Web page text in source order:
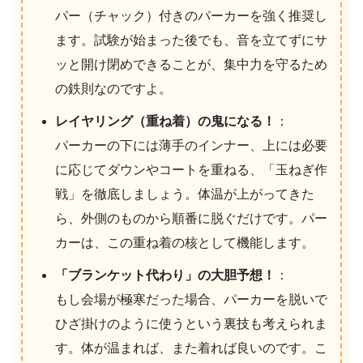
パー（チャック）付きのパーカーを強く推奨し
ます。試験が始まった後でも、音を立てずにサ
ッと開け閉めできることが、集中力を守るため
の鉄則なのですよ。
レイヤリング（重ね着）の鬼になる！
：
パーカーの下には薄手のインナー、上には必要
に応じてダウンやコートを重ねる、「玉ねぎ作
戦」を徹底しましょう。体温が上がってきた
ら、外側のものから順番に脱ぐだけです。パー
カーは、この重ね着の核として機能します。
「ブランケット代わり」の大胆予想！
：
もし会場が極寒だった場合、パーカーを脱いで
ひざ掛けのように使うという裏技も考えられま
す。体が温まれば、また着れば良いのです。こ